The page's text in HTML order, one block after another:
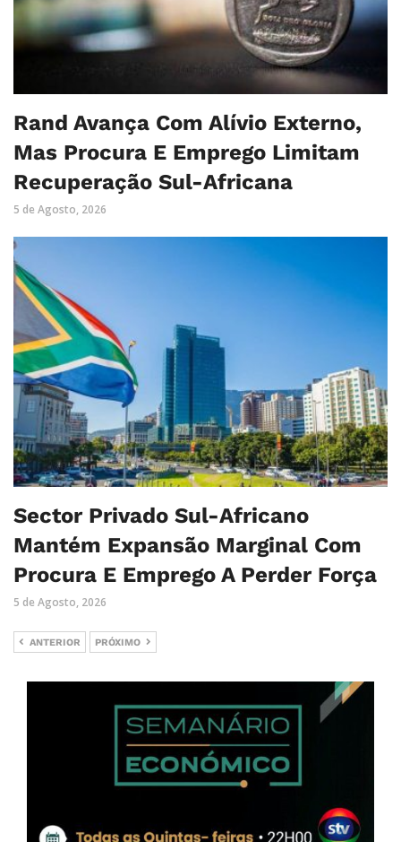
Rand Avança Com Alívio Externo,
Mas Procura E Emprego Limitam
Recuperação Sul-Africana
5 de Agosto, 2026
Sector Privado Sul-Africano
Mantém Expansão Marginal Com
Procura E Emprego A Perder Força
5 de Agosto, 2026
ANTERIOR PRÓXIMO